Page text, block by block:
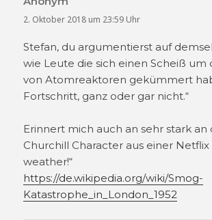
2. Oktober 2018 um 23:59 Uhr
Stefan, du argumentierst auf
wie Leute die sich einen Scheiß um
von Atomreaktoren gekümmert
Fortschritt, ganz oder gar nicht.“
Erinnert mich auch an sehr stark an
Churchill Character aus einer Netflix
weather!“
https://de.wikipedia.org/wiki/Smog-
Katastrophe_in_London_1952